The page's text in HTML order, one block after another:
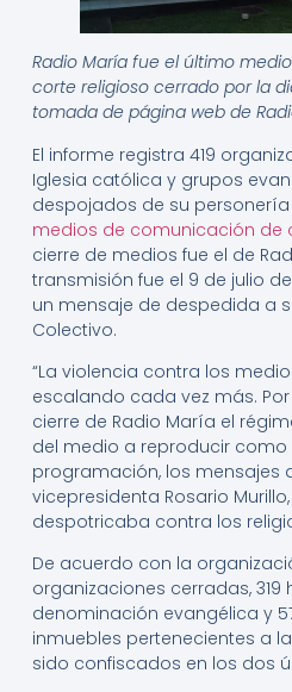
Radio María fue el último
corte religioso cerrado por la
tomada de página web de
El informe registra 419
Iglesia católica y grupos
despojados de su
medios de comunicación de
cierre de medios fue el de
transmisión fue el 9 de julio
un mensaje de despedida a
Colectivo.
“La violencia contra los
escalando cada vez más.
cierre de Radio María el
del medio a reproducir como
programación, los mensajes
vicepresidenta Rosario
despotricaba contra los
De acuerdo con la
organizaciones cerradas, 319
denominación evangélica y
inmuebles pertenecientes a
sido confiscados en los dos